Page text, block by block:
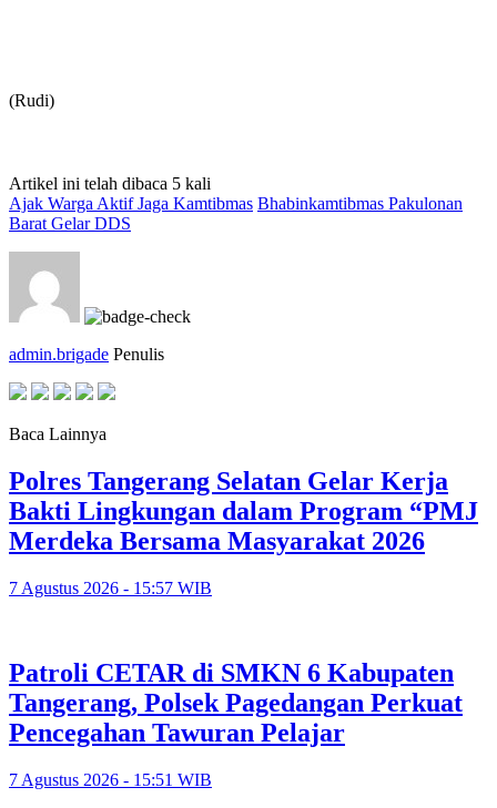
(Rudi)
Artikel ini telah dibaca 5 kali
Ajak Warga Aktif Jaga Kamtibmas Bhabinkamtibmas Pakulonan
Barat Gelar DDS
admin.brigade Penulis
Baca Lainnya
Polres Tangerang Selatan Gelar Kerja
Bakti Lingkungan dalam Program “PMJ
Merdeka Bersama Masyarakat 2026
7 Agustus 2026 - 15:57 WIB
Patroli CETAR di SMKN 6 Kabupaten
Tangerang, Polsek Pagedangan Perkuat
Pencegahan Tawuran Pelajar
7 Agustus 2026 - 15:51 WIB